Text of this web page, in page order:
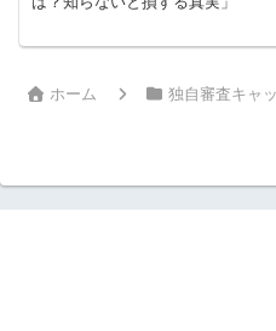
ホーム 独自審査キャ